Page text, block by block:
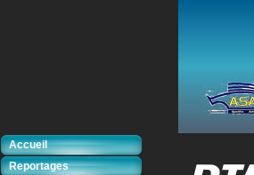
Accueil
Reportages